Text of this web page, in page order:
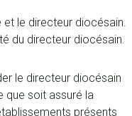
le directeur diocésain.
du directeur diocésain.
le directeur diocésain
que soit assuré la
présents